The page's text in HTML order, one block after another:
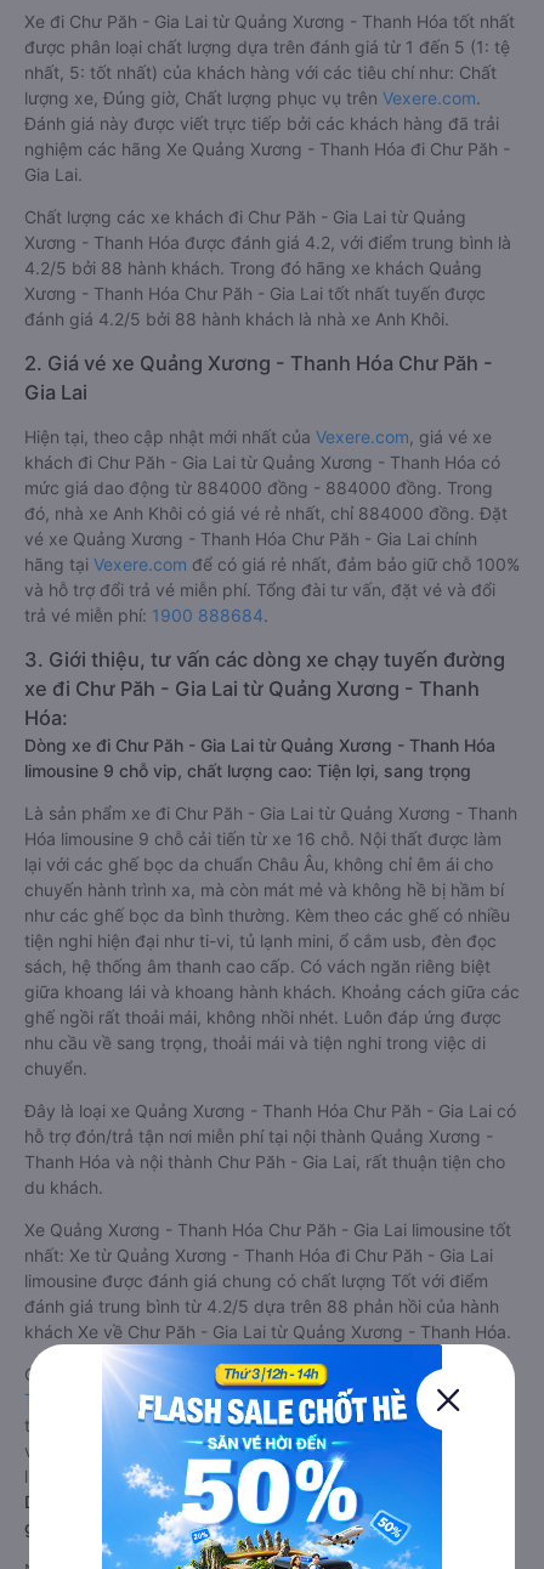
Xe đi Chư Păh - Gia Lai từ Quảng Xương - Thanh Hóa tốt nhất
được phân loại chất lượng dựa trên đánh giá từ 1 đến 5 (1: tệ
nhất, 5: tốt nhất) của khách hàng với các tiêu chí như: Chất
lượng xe, Đúng giờ, Chất lượng phục vụ trên Vexere.com.
Đánh giá này được viết trực tiếp bởi các khách hàng đã trải
nghiệm các hãng Xe Quảng Xương - Thanh Hóa đi Chư Păh -
Gia Lai.
Chất lượng các xe khách đi Chư Păh - Gia Lai từ Quảng
Xương - Thanh Hóa được đánh giá 4.2, với điểm trung bình là
4.2/5 bởi 88 hành khách. Trong đó hãng xe khách Quảng
Xương - Thanh Hóa Chư Păh - Gia Lai tốt nhất tuyến được
đánh giá 4.2/5 bởi 88 hành khách là nhà xe Anh Khôi.
2. Giá vé xe Quảng Xương - Thanh Hóa Chư Păh -
Gia Lai
Hiện tại, theo cập nhật mới nhất của Vexere.com , giá vé xe
khách đi Chư Păh - Gia Lai từ Quảng Xương - Thanh Hóa có
mức giá dao động từ 884000 đồng - 884000 đồng. Trong
đó, nhà xe Anh Khôi có giá vé rẻ nhất, chỉ 884000 đồng. Đặt
vé xe Quảng Xương - Thanh Hóa Chư Păh - Gia Lai chính
hãng tại Vexere.com để có giá rẻ nhất, đảm bảo giữ chỗ 100%
và hỗ trợ đổi trả vé miễn phí. Tổng đài tư vấn, đặt vé và đổi
trả vé miễn phí: 1900 888684.
3. Giới thiệu, tư vấn các dòng xe chạy tuyến đường
xe đi Chư Păh - Gia Lai từ Quảng Xương - Thanh
Hóa:
Dòng xe đi Chư Păh - Gia Lai từ Quảng Xương - Thanh Hóa
limousine 9 chỗ vip, chất lượng cao: Tiện lợi, sang trọng
Là sản phẩm xe đi Chư Păh - Gia Lai từ Quảng Xương - Thanh
Hóa limousine 9 chỗ cải tiến từ xe 16 chỗ. Nội thất được làm
lại với các ghế bọc da chuẩn Châu Âu, không chỉ êm ái cho
chuyến hành trình xa, mà còn mát mẻ và không hề bị hầm bí
như các ghế bọc da bình thường. Kèm theo các ghế có nhiều
tiện nghi hiện đại như ti-vi, tủ lạnh mini, ổ cắm usb, đèn đọc
sách, hệ thống âm thanh cao cấp. Có vách ngăn riêng biệt
giữa khoang lái và khoang hành khách. Khoảng cách giữa các
ghế ngồi rất thoải mái, không nhồi nhét. Luôn đáp ứng được
nhu cầu về sang trọng, thoải mái và tiện nghi trong việc di
chuyển.
Đây là loại xe Quảng Xương - Thanh Hóa Chư Păh - Gia Lai có
hỗ trợ đón/trả tận nơi miễn phí tại nội thành Quảng Xương -
Thanh Hóa và nội thành Chư Păh - Gia Lai, rất thuận tiện cho
du khách.
Xe Quảng Xương - Thanh Hóa Chư Păh - Gia Lai limousine tốt
nhất: Xe từ Quảng Xương - Thanh Hóa đi Chư Păh - Gia Lai
limousine được đánh giá chung có chất lượng Tốt với điểm
đánh giá trung bình từ 4.2/5 dựa trên 88 phản hồi của hành
khách Xe về Chư Păh - Gia Lai từ Quảng Xương - Thanh Hóa.
Giá vé
xe limousine đi Chư Păh - Gia Lai từ Quảng Xương -
Thanh Hóa
rẻ nhất là 884000VND của hãng xe Anh Khôi. Tùy
thuộc vào vị trí ngồi của bạn và chương trình khuyến mãi, giá
vé Xe Quảng Xương - Thanh Hóa đi Chư Păh - Gia Lai
limousine này có thể sẽ rẻ hơn
Dòng xe đi Chư Păh - Gia Lai từ Quảng Xương - Thanh Hóa
giường nằm chất lượng cao: Thoải mái, giá cả tốt nhất